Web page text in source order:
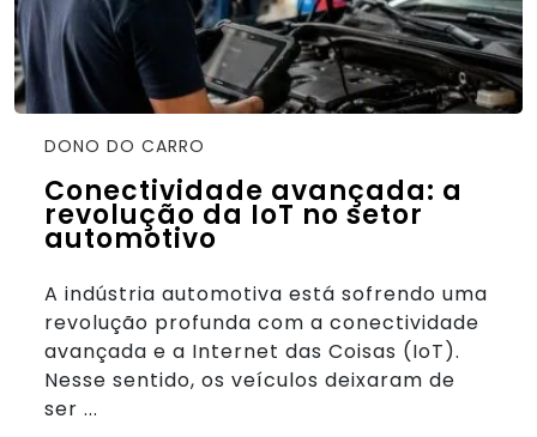
DONO DO CARRO
Conectividade avançada: a
revolução da IoT no setor
automotivo
A indústria automotiva está sofrendo uma
revolução profunda com a conectividade
avançada e a Internet das Coisas (IoT).
Nesse sentido, os veículos deixaram de
ser ...